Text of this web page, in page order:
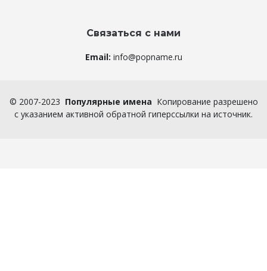
Связаться с нами
Email: info@popname.ru
© 2007-2023 Популярные имена Копирование разрешено
с указанием активной обратной гиперссылки на источник.